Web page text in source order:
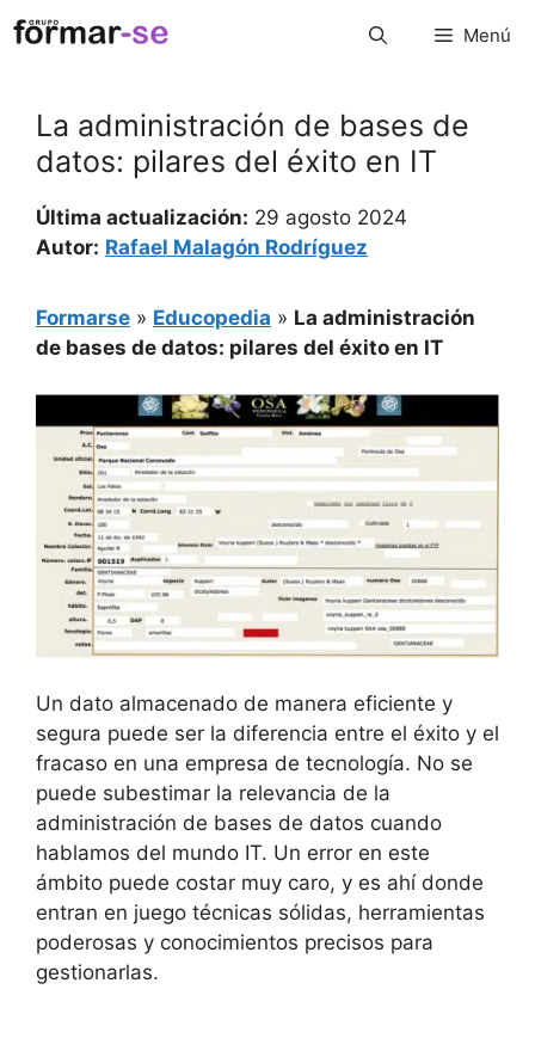
Saltar
al
Menú
La administración de bases de
datos: pilares del éxito en IT
Última actualización: 29 agosto 2024
Autor: Rafael Malagón Rodríguez
Formarse » Educopedia » La administración
de bases de datos: pilares del éxito en IT
Un dato almacenado de manera eficiente y
segura puede ser la diferencia entre el éxito y el
fracaso en una empresa de tecnología. No se
puede subestimar la relevancia de la
administración de bases de datos cuando
hablamos del mundo IT. Un error en este
ámbito puede costar muy caro, y es ahí donde
entran en juego técnicas sólidas, herramientas
poderosas y conocimientos precisos para
gestionarlas.